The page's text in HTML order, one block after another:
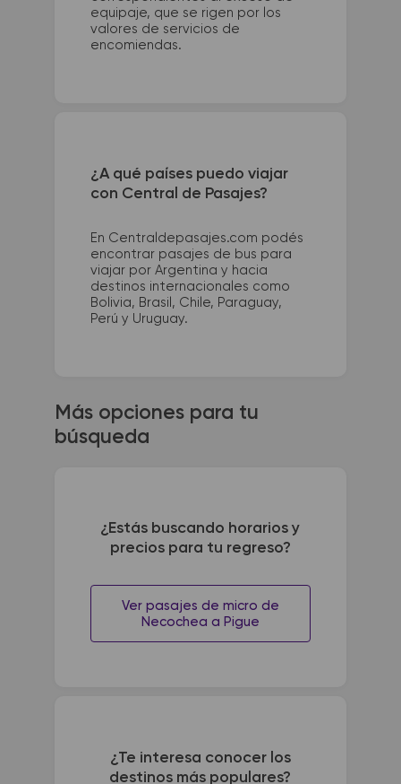
equipaje, que se rigen por los
valores de servicios de
encomiendas.
¿A qué países puedo viajar
con Central de Pasajes?
En Centraldepasajes.com podés
encontrar pasajes de bus para
viajar por Argentina y hacia
destinos internacionales como
Bolivia, Brasil, Chile, Paraguay,
Perú y Uruguay.
Más opciones para tu
búsqueda
¿Estás buscando horarios y
precios para tu regreso?
Ver pasajes de micro de
Necochea a Pigue
¿Te interesa conocer los
destinos más populares?